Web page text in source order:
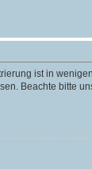
ist in
Beachte bitte